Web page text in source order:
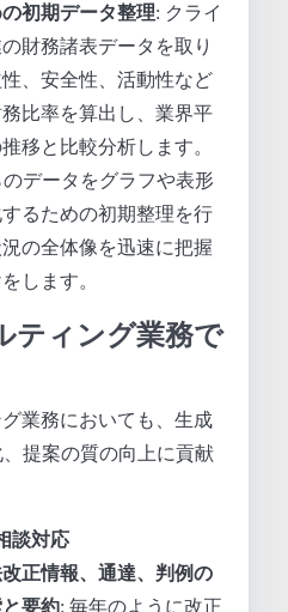
初期データ整理: クライ
財務諸表データを取り
、安全性、活動性など
比率を算出し、業界平
移と比較分析します。
データをグラフや表形
るための初期整理を行
の全体像を迅速に把握
します。
ティング業務で
業務においても、生成
提案の質の向上に貢献
談対応
正情報、通達、判例の
要約: 毎年のように改正